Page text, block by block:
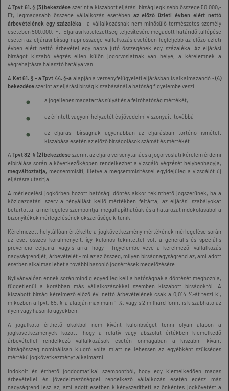
ATpvt 61. § (3) bekezdése szerint a kiszabott eljárási bírság legkisebb összege 50.000,-
Ft, legmagasabb összege vállalkozás esetében az előző üzleti évben elért nettó
árbevételének egy százaléka , a vállalkozásnak nem minősülő természetes személy
esetében 500.000,-Ft. Eljárási kötelezettség teljesítésére megadott határidő túllépése
esetén az eljárási bírság napi összege vállalkozás esetében legfeljebb az előző üzleti
évben elért nettó árbevétel egy napra jutó összegének egy százaléka. Az eljárási
bírságot kiszabó végzés ellen külön jogorvoslatnak van helye, a kérelemnek a
végrehajtásra halasztó hatálya van.
A Ket 61. § - a Tpvt 44. §-a alapján a versenyfelügyeleti eljárásban is alkalmazandó -(4)
bekezdéseszerint az eljárási bírság kiszabásánál a hatóság figyelembe veszi
a jogellenes magatartás súlyát és a felróhatóság mértékét,
az érintett vagyoni helyzetét és jövedelmi viszonyait, továbbá
az eljárási bírságnak ugyanabban az eljárásban történő ismételt
kiszabása esetén az előző bírságolások számát és mértékét.
A Tpvt 82. § (2) bekezdéseszerint az eljáró versenytanács a jogorvoslati kérelem érdemi
elbírálása során a következőképpen rendelkezhet a vizsgáló végzését helybenhagyja,
megváltoztatja, megsemmisíti, illetve a megsemmisítéssel egyidejűleg a vizsgálót új
eljárásra utasítja.
A mérlegelési jogkörben hozott hatósági döntés akkor tekinthető jogszerűnek, ha a
közigazgatási szerv a tényállást kellő mértékben feltárta, az eljárási szabályokat
betartotta, a mérlegelés szempontjai megállapíthatóak és a határozat indokolásából a
bizonyítékok mérlegelésének okszerűsége kitűnik.
Kérelmezett helytállóan értékelte a jogkövetkezmény mértékének mérlegelése során
az eset összes körülményeit, így különös tekintettel volt a generális és speciális
prevenció céljaira, vagyis arra, hogy - figyelembe véve a kérelmezői vállalkozás
nagyságrendjét, árbevételét - mi az az összeg, milyen bírságnagyságrend az, ami adott
esetben alkalmas lehet a további hasonló jogsértések megelőzésére.
Nyilvánvalóan ennek során mindig egyedileg kell a hatóságnak a döntését meghoznia,
függetlenül a korábban más vállalkozásokkal szemben kiszabott bírságoktól. A
kiszabott bírság kérelmező előző évi nettó árbevételének csak a 0,014 %-át teszi ki,
miközben a Tpvt. 65. §-a alapján maximum 1 %, vagyis 2 milliárd forint is kiszabható az
ilyen vagy hasonló ügyekben.
A jogalkotó érthető okokból nem kívánt különbséget tenni olyan alapon a
jogkövetkezmények között, hogy a relatív vagy abszolút értékben kiemelkedő
árbevétellel rendelkező vállalkozások esetén önmagában a kiszabni kívánt
bírságösszeg nominálisan kiugró volta miatt ne lehessen az egyébként szükséges
mértékű jogkövetkezményt alkalmazni.
Indokolt és érthető jogdogmatikai szempontból, hogy egy kiemelkedően magas
árbevétellel és jövedelmezőséggel rendelkező vállalkozás esetén egész más
nagyságrend lesz az, ami adott esetben kikényszerítheti az önkéntes jogkövetést a